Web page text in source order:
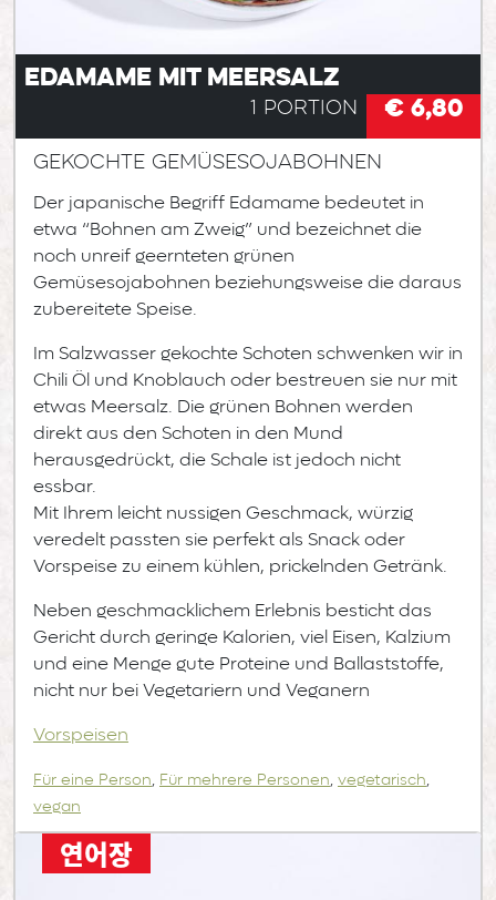
Edamame mit Meersalz
1 Portion € 6,80
gekochte Gemüsesojabohnen
Der japanische Begriff Edamame bedeutet in
etwa “Bohnen am Zweig” und bezeichnet die
noch unreif geernteten grünen
Gemüsesojabohnen beziehungsweise die daraus
zubereitete Speise.
Im Salzwasser gekochte Schoten schwenken wir in
Chili Öl und Knoblauch oder bestreuen sie nur mit
etwas Meersalz. Die grünen Bohnen werden
direkt aus den Schoten in den Mund
herausgedrückt, die Schale ist jedoch nicht
essbar.
Mit Ihrem leicht nussigen Geschmack, würzig
veredelt passten sie perfekt als Snack oder
Vorspeise zu einem kühlen, prickelnden Getränk.
Neben geschmacklichem Erlebnis besticht das
Gericht durch geringe Kalorien, viel Eisen, Kalzium
und eine Menge gute Proteine und Ballaststoffe,
nicht nur bei Vegetariern und Veganern
Vorspeisen
Für eine Person, Für mehrere Personen, vegetarisch,
vegan
연어장